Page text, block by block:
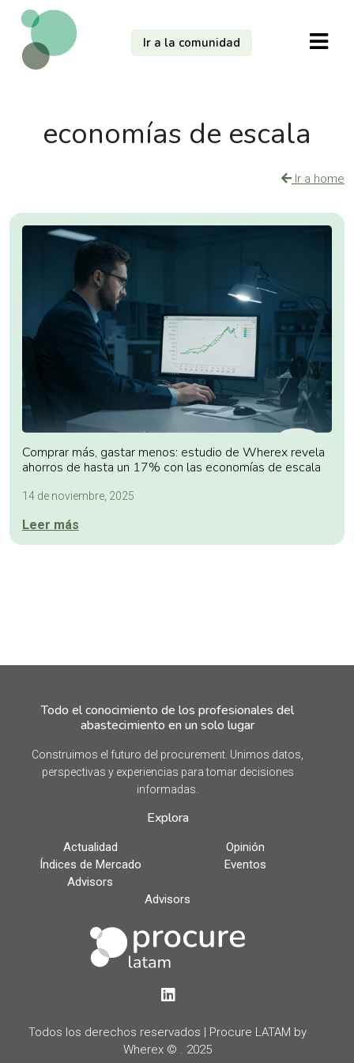
Ir a la comunidad
economías de escala
Ir a home
Comprar más, gastar menos: estudio de Wherex revela
ahorros de hasta un 17% con las economías de escala
14 de noviembre, 2025
Leer más
Todo el conocimiento de los profesionales del
abastecimiento en un solo lugar
Construimos el futuro del procurement. Unimos datos,
perspectivas y experiencias para tomar decisiones
informadas.
Explora
Actualidad
Opinión
Índices de Mercado
Eventos
Advisors
Advisors
LinkedIn
Todos los derechos reservados | Procure LATAM by
Wherex © . 2025